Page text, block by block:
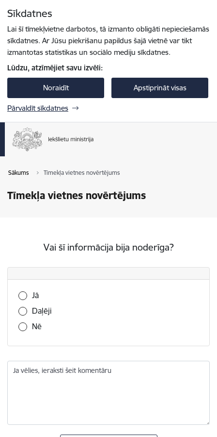
Sīkdatnes
Lai šī tīmekļvietne darbotos, tā izmanto obligāti nepieciešamās
sīkdatnes. Ar Jūsu piekrišanu papildus šajā vietnē var tikt
izmantotas statistikas un sociālo mediju sīkdatnes.
Lūdzu, atzīmējiet savu izvēli:
Noraidīt Apstiprināt visas
Pārvaldīt sīkdatnes
Sākums Tīmekļa vietnes novērtējums
Tīmekļa vietnes novērtējums
Vai šī informācija bija noderīga?
Vai šī informācija bija noderīga?
Jā
Daļēji
Nē
Ja vēlies, ieraksti šeit komentāru